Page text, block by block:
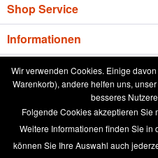
Shop Service
Informationen
Newsletter
* Alle Preise inkl. gesetzl.
Nachnahmegebühren,
aktuelle Preisliste
Wir verwenden Cookies. Einige
Warenkorb), andere helfen uns,
besseres
Folgende Cookies akzeptieren Sie
Weitere Informationen finden Sie
können Sie Ihre Auswahl auch